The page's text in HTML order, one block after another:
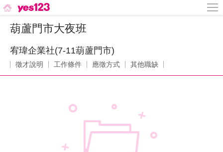
葫蘆門市大夜班
宥瑋企業社(7-11葫蘆門市)
徵才說明 工作條件 應徵方式 其他職缺